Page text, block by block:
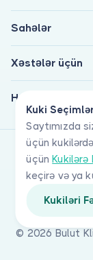
Kuki
Saytımızda
üçün
üçünKukilərə
keçirə və ya
Kukiləri
Sahələr
Xəstələr üçün
Həkimlər üçün
© 2026 Bulut